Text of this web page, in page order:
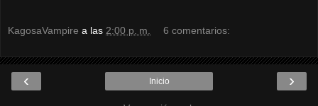
KagosaVampire a las 2:00 p. m. 6 comentarios:
‹ ›
Inicio